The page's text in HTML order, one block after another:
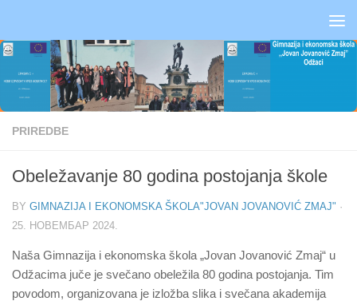
PRIREDBE
Obeležavanje 80 godina postojanja škole
BY GIMNAZIJA I EKONOMSKA ŠKOLA"JOVAN JOVANOVIĆ ZMAJ" ·
25. НОВЕМБАР 2024.
Naša Gimnazija i ekonomska škola „Jovan Jovanović Zmaj“ u
Odžacima juče je svečano obeležila 80 godina postojanja. Tim
povodom, organizovana je izložba slika i svečana akademija